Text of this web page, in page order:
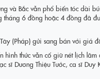
và Bắc vẫn phổ biến tóc
6 đồng hoặc 4 đồng đã
(Pháp) gửi sang bán với giá
thức vẫn cố giữ nét lịch
Dương Thiệu Tước, ca sĩ